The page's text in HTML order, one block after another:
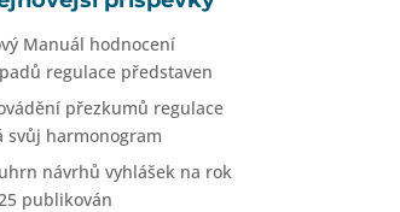
Manuál hodnocení
regulace představen
přezkumů regulace
svůj harmonogram
návrhů vyhlášek na rok
publikován